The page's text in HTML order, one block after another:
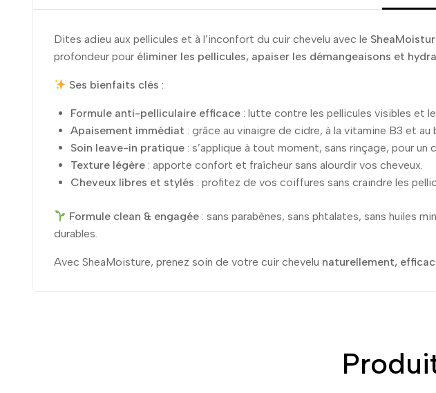
Dites adieu aux pellicules et à l’inconfort du cuir chevelu avec le
profondeur pour éliminer les pellicules, apaiser les démangeaisons et
Ses bienfaits clés :
Formule anti-pelliculaire efficace : lutte contre les pellicules visibles et
Apaisement immédiat : grâce au vinaigre de cidre, à la vitamine B3 et
Soin leave-in pratique : s’applique à tout moment, sans rinçage, pour un
Texture légère : apporte confort et fraîcheur sans alourdir vos cheveux.
Cheveux libres et stylés : profitez de vos coiffures sans craindre les
Formule clean & engagée : sans parabènes, sans phtalates, sans huiles
durables.
Avec SheaMoisture, prenez soin de votre cuir chevelu naturellement,